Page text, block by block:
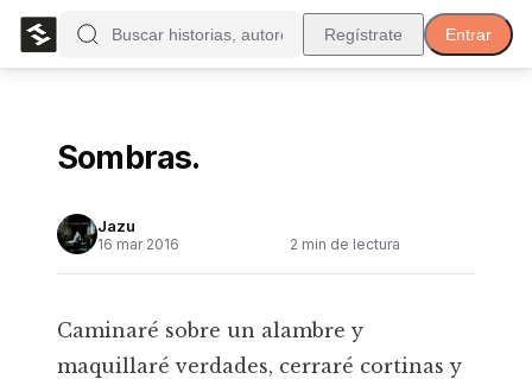
Regístrate Entrar
Sombras.
Jazu
16 mar 2016 2 min de lectura
Caminaré sobre un alambre y
maquillaré verdades, cerraré cortinas y